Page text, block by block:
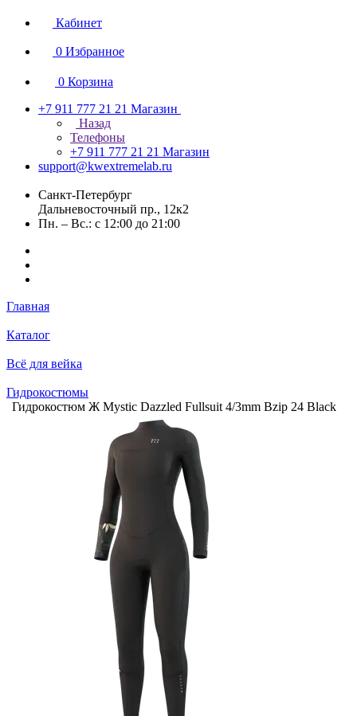
Кабинет
0 Избранное
0 Корзина
+7 911 777 21 21 Магазин
Назад
Телефоны
+7 911 777 21 21 Магазин
support@kwextremelab.ru
Санкт-Петербург
Дальневосточный пр., 12к2
Пн. – Вс.: с 12:00 до 21:00
Главная
Каталог
Всё для вейка
Гидрокостюмы
Гидрокостюм Ж Mystic Dazzled Fullsuit 4/3mm Bzip 24 Black